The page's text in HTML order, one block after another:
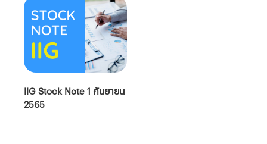
IIG Stock Note 1 กันยายน
2565